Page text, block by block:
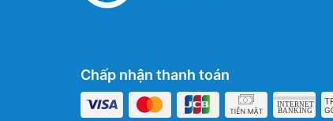
Chấp nhận thanh toán